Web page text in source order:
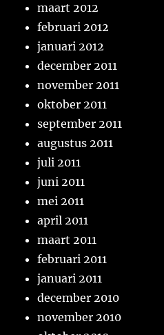
maart 2012
februari 2012
januari 2012
december 2011
november 2011
oktober 2011
september 2011
augustus 2011
juli 2011
juni 2011
mei 2011
april 2011
maart 2011
februari 2011
januari 2011
december 2010
november 2010